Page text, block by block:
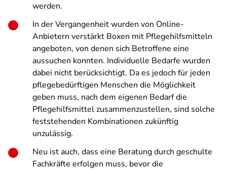
werden.
In der Vergangenheit wurden von Online-
Anbietern verstärkt Boxen mit Pflegehilfsmitteln
angeboten, von denen sich Betroffene eine
aussuchen konnten. Individuelle Bedarfe wurden
dabei nicht berücksichtigt. Da es jedoch für jeden
pflegebedürftigen Menschen die Möglichkeit
geben muss, nach dem eigenen Bedarf die
Pflegehilfsmittel zusammenzustellen, sind solche
feststehenden Kombinationen zukünftig
unzulässig.
Neu ist auch, dass eine Beratung durch geschulte
Fachkräfte erfolgen muss, bevor die